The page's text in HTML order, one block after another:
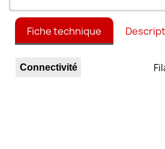
Fiche technique
Connectivité